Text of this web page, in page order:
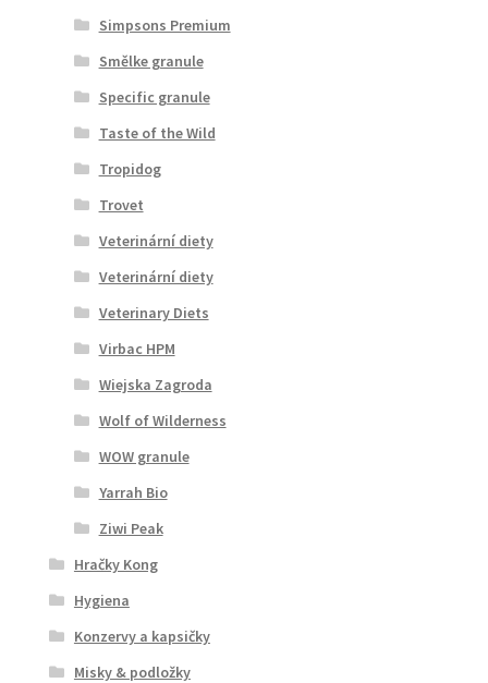
Simpsons Premium
Smělke granule
Specific granule
Taste of the Wild
Tropidog
Trovet
Veterinární diety
Veterinární diety
Veterinary Diets
Virbac HPM
Wiejska Zagroda
Wolf of Wilderness
WOW granule
Yarrah Bio
Ziwi Peak
Hračky Kong
Hygiena
Konzervy a kapsičky
Misky & podložky